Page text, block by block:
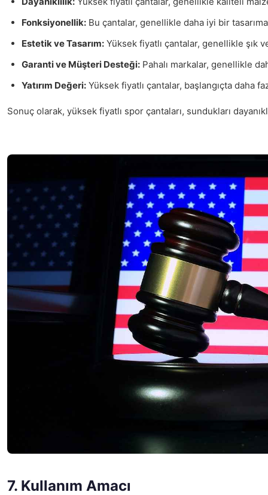
Fonksiyonellik: Bu çantalar, genellikle daha iyi bir
Estetik ve Tasarım: Yüksek fiyatlı çantalar, genellikle şık
Garanti ve Müşteri Desteği: Pahalı markalar, genellikle
Yatırım Değeri: Yüksek fiyatlı çantalar, başlangıçta daha
Sonuç olarak, yüksek fiyatlı spor çantaları, sundukları
7. Kullanım Amacı